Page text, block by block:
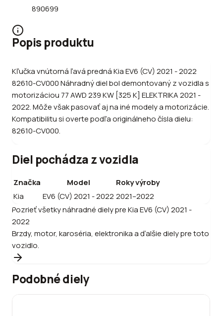
890699
Popis produktu
Kľučka vnútorná ľavá predná Kia EV6 (CV) 2021 - 2022
82610-CV000 Náhradný diel bol demontovaný z vozidla s
motorizáciou 77 AWD 239 KW [325 K] ELEKTRIKA 2021 -
2022. Môže však pasovať aj na iné modely a motorizácie.
Kompatibilitu si overte podľa originálneho čísla dielu:
82610-CV000.
Diel pochádza z vozidla
Značka Model
Roky výroby
Kia
EV6 (CV) 2021 - 2022 2021–2022
Pozrieť všetky náhradné diely preKiaEV6 (CV) 2021 -
2022
Brzdy, motor, karoséria, elektronika a ďalšie diely pre toto
vozidlo.
Podobné diely